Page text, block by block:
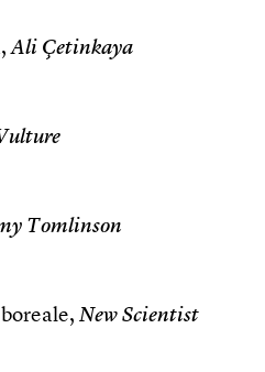
Ali Çetinkaya
Tomlinson
New Scientist